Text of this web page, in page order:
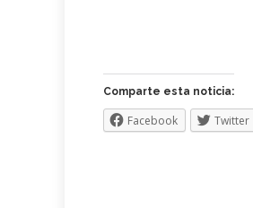
Comparte esta noticia:
Facebook Twitter